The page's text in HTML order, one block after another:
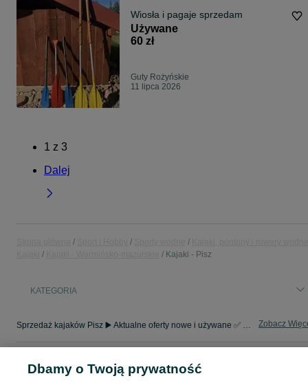
Wiosła i pagaje sprzedam
Używane
60 zł
Guty Rożyńskie
11 lipca 2026
1 z 3
Dalej
Kajaki - Pisz
KATEGORIA
Sprzedaż kajaków Pisz ▶️ Aktualne oferty nowe i używane ✅ Szeroki wybór produktów w atrakcyjnych cenach ✌ Przeglądaj ogłoszenia na OLX.pl! Zobacz
Mapa miejscowości
Dbamy o Twoją prywatność